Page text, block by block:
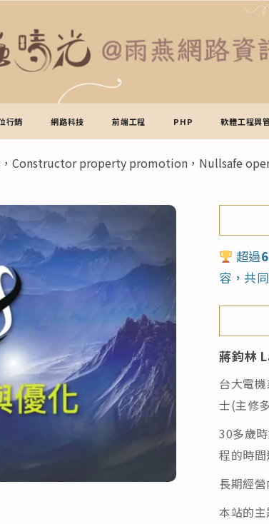
行銷 網路科技 前端工程 PHP 軟體工程與
，Constructor property promotion，Nullsafe
超過
容，共
蔣鈞林
台大電
士(主修
30多歲
程的時間
長期經
本站的